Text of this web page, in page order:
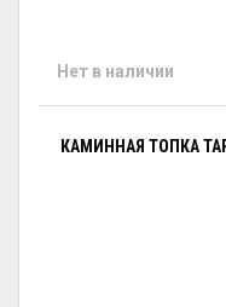
Нет в наличии
КАМИННАЯ ТОПКА